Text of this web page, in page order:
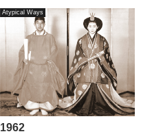
あったのかもしれないが、空気を
読むニュアンスの中で決して直接
的に語られることはなかったと思
Atypical Ways
1962